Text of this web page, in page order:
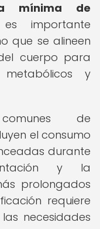
mínima de
importante
que se alineen
cuerpo para
metabólicos y
de
el consumo
durante
y la
prolongados
requiere
necesidades